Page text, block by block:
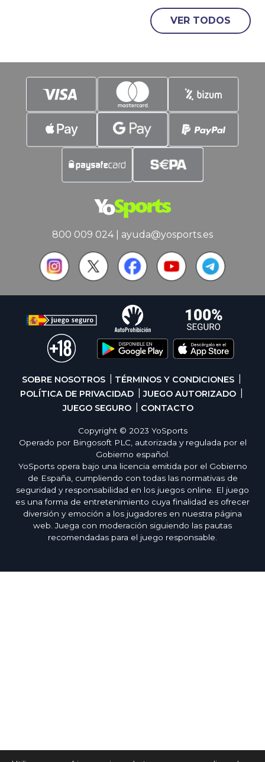
Metropolitano este sábado. Los de
Simeone deben terminar el
campeonato lo mejor posible para no
donostiarras, por su parte, luchan por
meterse en la Europa League.
VER TODOS
800 009 024| ayuda@yosports.es
SOBRE NOSOTROS
TÉRMINOS Y CONDICIONES
POLÍTICA DE PRIVACIDAD
JUEGO AUTORIZADO
JUEGO SEGURO
CONTACTO
Copyright © 2023 YoSports
Operado por Bingosoft PLC, autorizada y regulada por el
Gobierno español.
YoSports opera bajo una licencia emitida por el Gobierno
de España, cumpliendo con todas las normativas de
seguridad y responsabilidad en los juegos online. El juego
es una forma de entretenimiento cuya finalidad es ofrecer
diversión y emoción a los jugadores en nuestra página
web. Juega con moderación siguiendo las pautas
recomendadas para el juego responsable.